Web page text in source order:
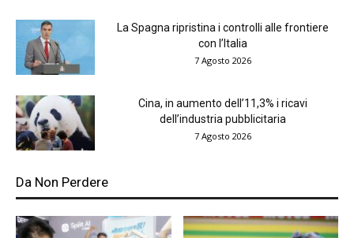
La Spagna ripristina i controlli alle frontiere
con l’Italia
7 Agosto 2026
Cina, in aumento dell’11,3% i ricavi
dell’industria pubblicitaria
7 Agosto 2026
Da Non Perdere